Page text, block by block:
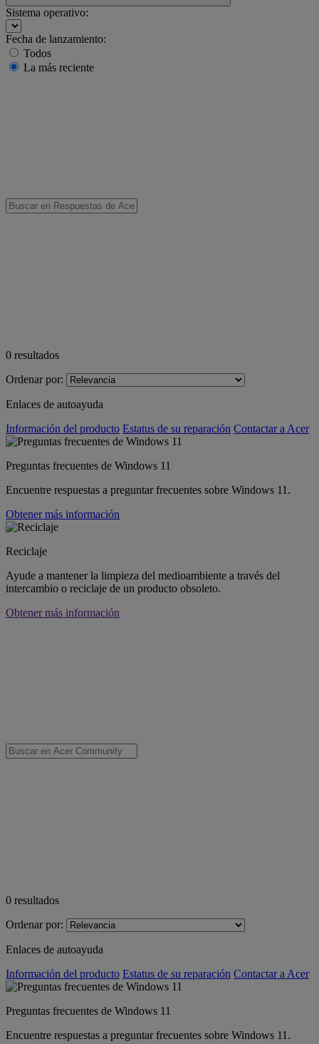
Sistema operativo:
Fecha de lanzamiento:
Todos
La más reciente
0 resultados
Ordenar por:
Enlaces de autoayuda
Información del producto Estatus de su reparación Contactar a Acer
Preguntas frecuentes de Windows 11
Encuentre respuestas a preguntar frecuentes sobre Windows 11.
Obtener más información
Reciclaje
Ayude a mantener la limpieza del medioambiente a través del
intercambio o reciclaje de un producto obsoleto.
Obtener más información
0 resultados
Ordenar por:
Enlaces de autoayuda
Información del producto Estatus de su reparación Contactar a Acer
Preguntas frecuentes de Windows 11
Encuentre respuestas a preguntar frecuentes sobre Windows 11.